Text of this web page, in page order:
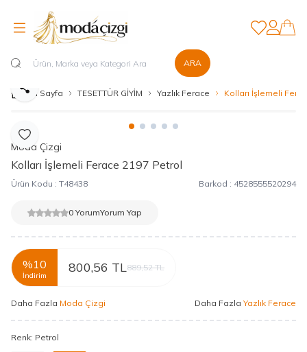
ARA
Hesabım
Favorilerim
Ana Sayfa TESETTÜR GİYİM Yazlık Ferace Kolları İşlemeli
Favoriye Ekle
Paylaş
Moda Çizgi
Kolları İşlemeli Ferace 2197 Petrol
Ürün Kodu : T48438 Barkod : 4528555520294
0 YorumYorum Yap
%10
İndirim
800,56 TL889,52TL
Daha Fazla Moda Çizgi Daha Fazla Yazlık Ferace
Renk: Petrol